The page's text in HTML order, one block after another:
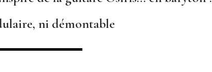
ni démontable